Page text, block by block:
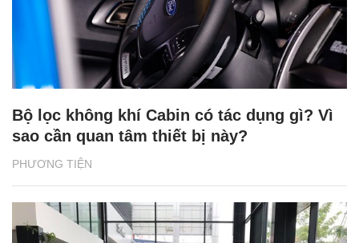
PHƯƠNG TIỆN
Bộ lọc không khí Cabin có tác dụng gì? Vì
sao cần quan tâm thiết bị này?